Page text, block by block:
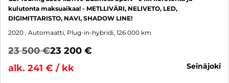
kulutonta maksuaikaa! - METLLIVÄRI, NELIVETO, LED,
DIGIMITTARISTO, NAVI, SHADOW LINE!
2020 , Automaatti, Plug-in-hybridi, 126 000 km
23 500 €23 200 €
alk. 241 € / kk
seinäjoki